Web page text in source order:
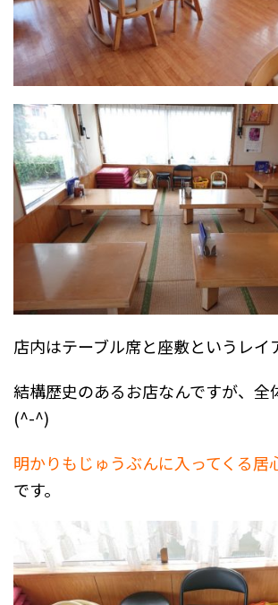
店内はテーブル席と座敷というレイ
結構歴史のあるお店なんですが、全
(^-^)
明かりもじゅうぶんに入ってくる居
です。